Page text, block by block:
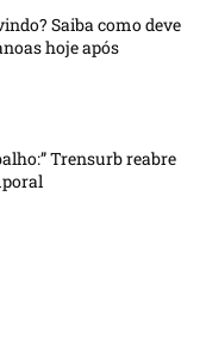
Saiba como deve
hoje após
Trensurb reabre